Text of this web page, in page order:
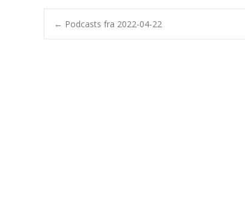
Post
← Podcasts fra 2022-04-22